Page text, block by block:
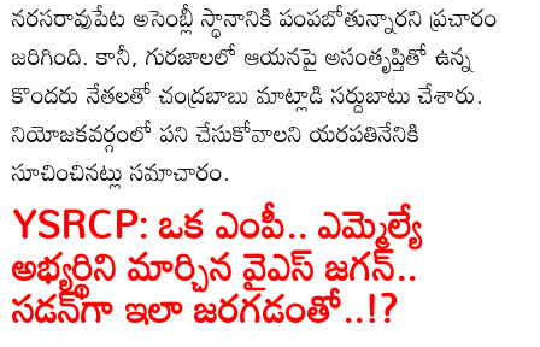
నరసరావుపేట అసెంబ్లీ స్థానానికి పంపబోతున్నారని ప్రచారం
జరిగింది. కానీ, గురజాలలో ఆయనపై అసంతృప్తితో ఉన్న
కొందరు నేతలతో చంద్రబాబు మాట్లాడి సర్దుబాటు చేశారు.
నియోజకవర్గంలో పని చేసుకోవాలని యరపతినేనికి
సూచించినట్లు సమాచారం.
YSRCP: ఒక ఎంపీ.. ఎమ్మెల్యే
అభ్యర్థిని మార్చిన వైఎస్ జగన్..
సడన్‌గా ఇలా జరగడంతో..!?